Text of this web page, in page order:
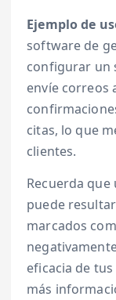
Ejemplo de
software de
configurar un
envíe correos
citas, lo que
clientes.
Recuerda
puede
marcados
eficacia de
más